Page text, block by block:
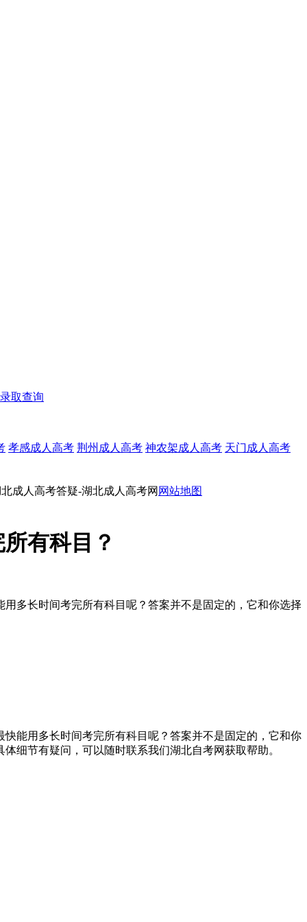
录取查询
孝感成人高考 荆州成人高考 神农架成人高考 天门成人高考
成人高考答疑-湖北成人高考网 网站地图
有科目？
多长时间考完所有科目呢？答案并不是固定的，它和你选择
能用多长时间考完所有科目呢？答案并不是固定的，它和你
细节有疑问，可以随时联系我们湖北自考网获取帮助。